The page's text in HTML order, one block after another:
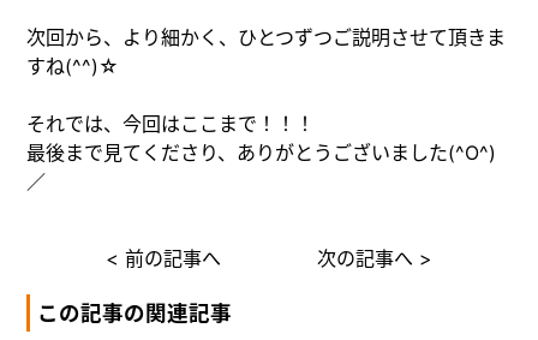
次回から、より細かく、ひとつずつご説明させて頂きま
すね(^^)☆
それでは、今回はここまで！！！
最後まで見てくださり、ありがとうございました(^O^)
／
< 前の記事へ 次の記事へ >
この記事の関連記事